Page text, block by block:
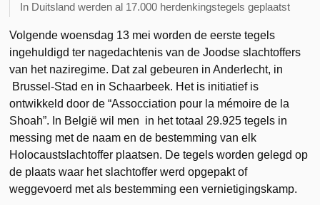
In Duitsland werden al 17.000 herdenkingstegels geplaatst
Volgende woensdag 13 mei worden de eerste tegels
ingehuldigd ter nagedachtenis van de Joodse slachtoffers
van het naziregime. Dat zal gebeuren in Anderlecht, in
Brussel-Stad en in Schaarbeek. Het is initiatief is
ontwikkeld door de “Assocciation pour la mémoire de la
Shoah”. In België wil men in het totaal 29.925 tegels in
messing met de naam en de bestemming van elk
Holocaustslachtoffer plaatsen. De tegels worden gelegd op
de plaats waar het slachtoffer werd opgepakt of
weggevoerd met als bestemming een vernietigingskamp.